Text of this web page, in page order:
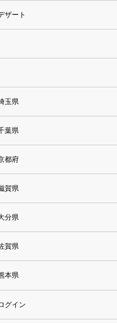
ザート
玉県
葉県
都府
賀県
分県
賀県
本県
グイン